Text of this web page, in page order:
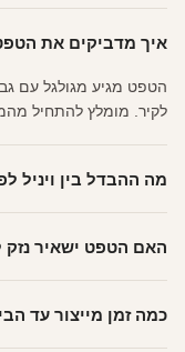
איך מדביקים את
הטפט מגיע מגולגל עם
לקיר. מומלץ להתחיל
מה ההבדל בין ויניל
פרמיום. קנבס — בד
האם הטפט ישאיר נזק
מתאים לקיר מטויח, גבס,
כמה זמן מייצור עד